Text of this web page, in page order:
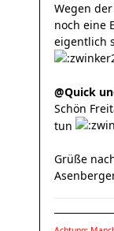
Wegen
noch eine
eigentlich
@Quick
Schön
tun
Grüße